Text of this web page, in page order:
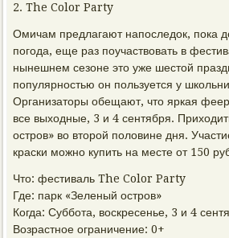
2. The Color Party
Омичам предлагают напоследок, пока
погода, еще раз поучаствовать в
нынешнем сезоне это уже шестой
популярностью он пользуется у
Организаторы обещают, что яркая
все выходные, 3 и 4 сентября.
остров» во второй половине дня.
краски можно купить на месте от 150
Что: фестиваль The Color Party
Где: парк «Зеленый остров»
Когда: Суббота, воскресенье, 3 и 4
Возрастное ограничение: 0+